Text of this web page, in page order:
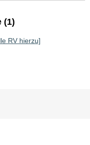
(1)
RV hierzu]